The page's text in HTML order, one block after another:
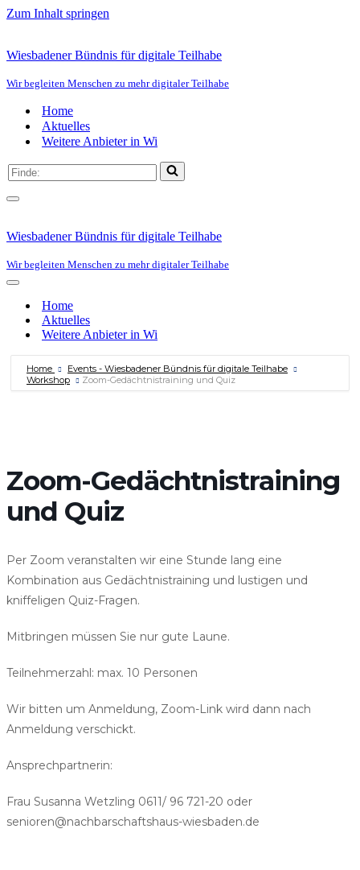
Zum Inhalt springen
Wiesbadener Bündnis für digitale Teilhabe
Wir begleiten Menschen zu mehr digitaler Teilhabe
Home
Aktuelles
Weitere Anbieter in Wi
Suchen
nach …
Navigationsmenü
Wiesbadener Bündnis für digitale Teilhabe
Wir begleiten Menschen zu mehr digitaler Teilhabe
Navigationsmenü
Home
Aktuelles
Weitere Anbieter in Wi
Home
Events - Wiesbadener Bündnis für digitale Teilhabe
Workshop
Zoom-Gedächtnistraining und Quiz
Zoom-Gedächtnistraining
und Quiz
Per Zoom veranstalten wir eine Stunde lang eine
Kombination aus Gedächtnistraining und lustigen und
kniffeligen Quiz-Fragen.
Mitbringen müssen Sie nur gute Laune.
Teilnehmerzahl: max. 10 Personen
Wir bitten um Anmeldung, Zoom-Link wird dann nach
Anmeldung verschickt.
Ansprechpartnerin:
Frau Susanna Wetzling 0611/ 96 721-20 oder
senioren@nachbarschaftshaus-wiesbaden.de